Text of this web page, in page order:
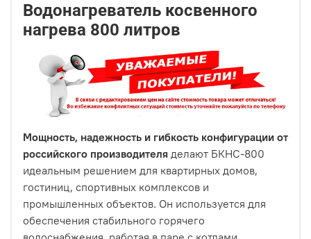
Водонагреватель косвенного
нагрева 800 литров
Мощность, надежность и гибкость конфигурации от
российского производителя делают БКНС-800
идеальным решением для квартирных домов,
гостиниц, спортивных комплексов и
промышленных объектов. Он используется для
обеспечения стабильного горячего